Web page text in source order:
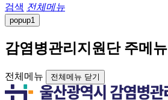
검색 전체메뉴
popup1
감염병관리지원단 주메뉴
전체메뉴 전체메뉴 닫기